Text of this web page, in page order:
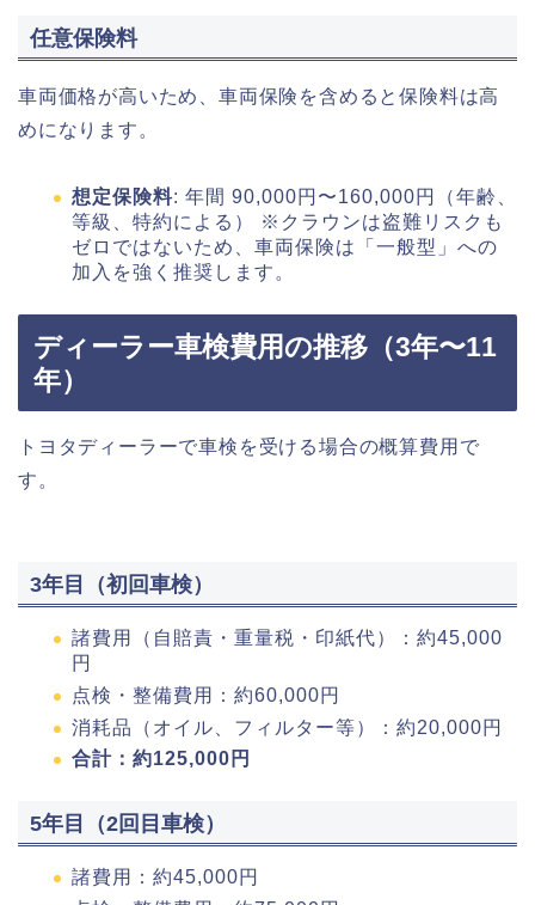
任意保険料
車両価格が高いため、車両保険を含めると保険料は高
めになります。
想定保険料: 年間 90,000円〜160,000円（年齢、
等級、特約による） ※クラウンは盗難リスクも
ゼロではないため、車両保険は「一般型」への
加入を強く推奨します。
ディーラー車検費用の推移（3年〜11
年）
トヨタディーラーで車検を受ける場合の概算費用で
す。
3年目（初回車検）
諸費用（自賠責・重量税・印紙代）：約45,000
円
点検・整備費用：約60,000円
消耗品（オイル、フィルター等）：約20,000円
合計：約125,000円
5年目（2回目車検）
諸費用：約45,000円